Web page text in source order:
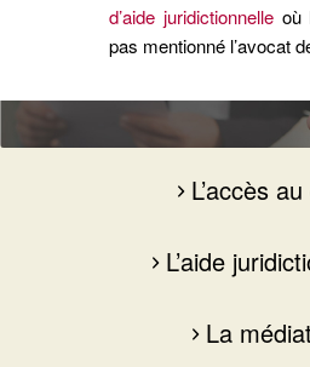
d’aide juridictionnelleoù
pas mentionné l’avocat
L’accès
L’aide
La